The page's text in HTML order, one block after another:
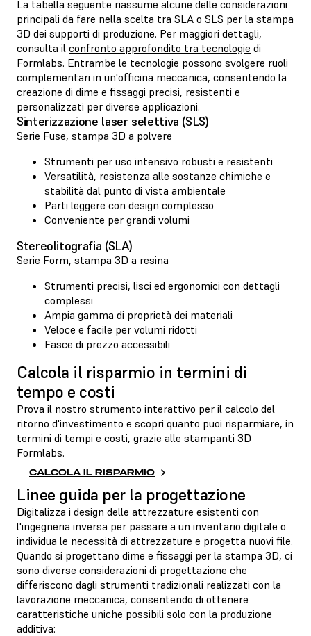
La tabella seguente riassume alcune delle considerazioni
principali da fare nella scelta tra SLA o SLS per la stampa
3D dei supporti di produzione. Per maggiori dettagli,
consulta il confronto approfondito tra tecnologie di
Formlabs. Entrambe le tecnologie possono svolgere ruoli
complementari in un'officina meccanica, consentendo la
creazione di dime e fissaggi precisi, resistenti e
personalizzati per diverse applicazioni.
Sinterizzazione laser selettiva (SLS)
Serie Fuse, stampa 3D a polvere
Strumenti per uso intensivo robusti e resistenti
Versatilità, resistenza alle sostanze chimiche e
stabilità dal punto di vista ambientale
Parti leggere con design complesso
Conveniente per grandi volumi
Stereolitografia (SLA)
Serie Form, stampa 3D a resina
Strumenti precisi, lisci ed ergonomici con dettagli
complessi
Ampia gamma di proprietà dei materiali
Veloce e facile per volumi ridotti
Fasce di prezzo accessibili
Calcola il risparmio in termini di
tempo e costi
Prova il nostro strumento interattivo per il calcolo del
ritorno d'investimento e scopri quanto puoi risparmiare, in
termini di tempi e costi, grazie alle stampanti 3D
Formlabs.
CALCOLA IL RISPARMIO
Linee guida per la progettazione
Digitalizza i design delle attrezzature esistenti con
l'ingegneria inversa per passare a un inventario digitale o
individua le necessità di attrezzature e progetta nuovi file.
Quando si progettano dime e fissaggi per la stampa 3D, ci
sono diverse considerazioni di progettazione che
differiscono dagli strumenti tradizionali realizzati con la
lavorazione meccanica, consentendo di ottenere
caratteristiche uniche possibili solo con la produzione
additiva: